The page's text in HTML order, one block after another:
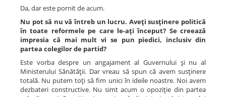
Da, dar este pornit de acum.
Nu pot să nu vă întreb un lucru. Aveţi susţinere politică
în toate reformele pe care le-aţi început? Se creează
impresia că mai mult vi se pun piedici, inclusiv din
partea colegilor de partid?
Este vorba despre un angajament al Guvernului şi nu al
Ministerului Sănătăţii. Dar vreau să spun că avem susţinere
totală. Nu putem toţi să fim unici în ideile noastre. Noi avem
dezbateri constructive. Nu simt acum o opoziţie din partea